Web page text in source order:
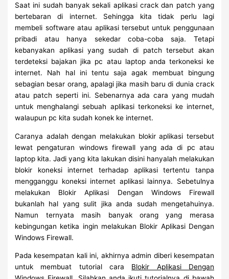
Saat ini sudah banyak sekali aplikasi crack dan patch yang
bertebaran di internet. Sehingga kita tidak perlu lagi
membeli software atau aplikasi tersebut untuk penggunaan
pribadi atau hanya sekedar coba-coba saja. Tetapi
kebanyakan aplikasi yang sudah di patch tersebut akan
terdeteksi bajakan jika pc atau laptop anda terkoneksi ke
internet. Nah hal ini tentu saja agak membuat bingung
sebagian besar orang, apalagi jika masih baru di dunia crack
atau patch seperti ini. Sebenarnya ada cara yang mudah
untuk menghalangi sebuah aplikasi terkoneksi ke internet,
walaupun pc kita sudah konek ke internet.
Caranya adalah dengan melakukan blokir aplikasi tersebut
lewat pengaturan windows firewall yang ada di pc atau
laptop kita. Jadi yang kita lakukan disini hanyalah melakukan
blokir koneksi internet terhadap aplikasi tertentu tanpa
mengganggu koneksi internet aplikasi lainnya. Sebetulnya
melakukan Blokir Aplikasi Dengan Windows Firewall
bukanlah hal yang sulit jika anda sudah mengetahuinya.
Namun ternyata masih banyak orang yang merasa
kebingungan ketika ingin melakukan Blokir Aplikasi Dengan
Windows Firewall.
Pada kesempatan kali ini, akhirnya admin diberi kesempatan
untuk membuat tutorial cara Blokir Aplikasi Dengan